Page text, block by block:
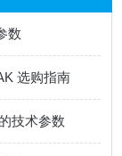
数
选购指南
技术参数